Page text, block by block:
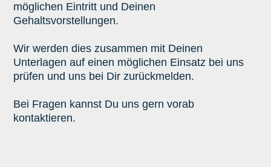
möglichen Eintritt und Deinen
Gehaltsvorstellungen.
Wir werden dies zusammen mit Deinen
Unterlagen auf einen möglichen Einsatz bei uns
prüfen und uns bei Dir zurückmelden.
Bei Fragen kannst Du uns gern vorab
kontaktieren.